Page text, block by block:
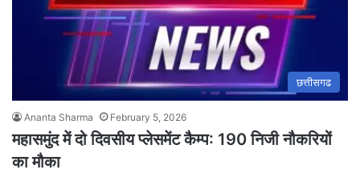
छत्तीसगढ
Ananta Sharma February 5, 2026
महासमुंद में दो दिवसीय प्लेसमेंट कैम्प: 190 निजी नौकरियों
का मौका